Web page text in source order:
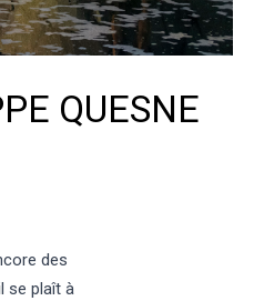
QUESNE
des
se plaît à